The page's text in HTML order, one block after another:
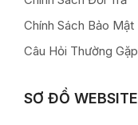
Chính Sách Bảo Mật
Câu Hỏi Thường Gặp
SƠ ĐỒ WEBSITE